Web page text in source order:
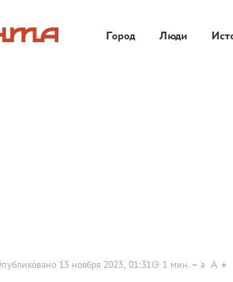
Город Люди
13 ноября 2023, 01:31 1 мин. a A